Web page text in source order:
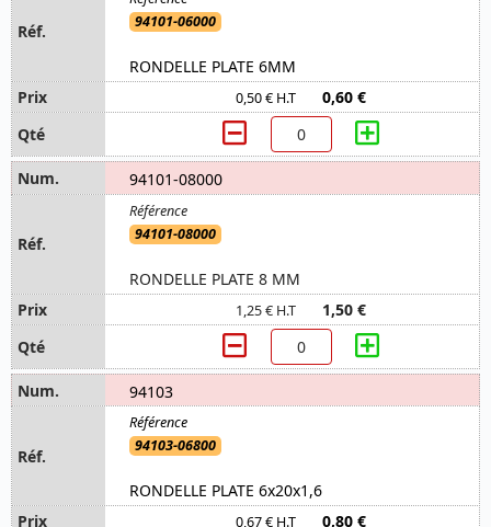
94101-06000
RONDELLE PLATE 6MM
0,50 € H.T 0,60 €
94101-08000
94101-08000
RONDELLE PLATE 8 MM
1,25 € H.T 1,50 €
94103
94103-06800
RONDELLE PLATE 6x20x1,6
0,67 € H.T 0,80 €